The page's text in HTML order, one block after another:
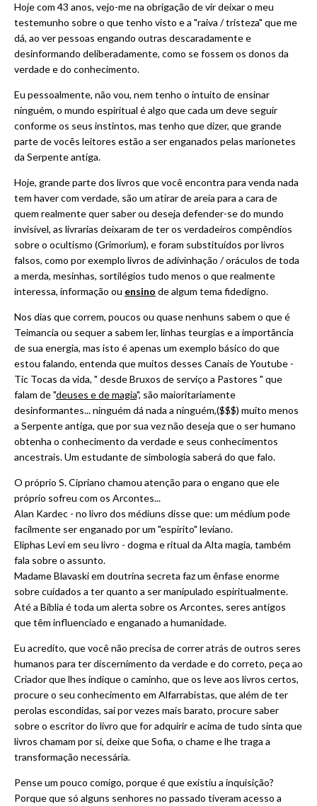
Hoje com 43 anos, vejo-me na obrigação de vir deixar o meu
testemunho sobre o que tenho visto e a "raiva / tristeza" que me
dá, ao ver pessoas engando outras descaradamente e
desinformando deliberadamente, como se fossem os donos da
verdade e do conhecimento.
Eu pessoalmente, não vou, nem tenho o intuito de ensinar
ninguém, o mundo espiritual é algo que cada um deve seguir
conforme os seus instintos, mas tenho que dizer, que grande
parte de vocês leitores estão a ser enganados pelas marionetes
da Serpente antiga.
Hoje, grande parte dos livros que você encontra para venda nada
tem haver com verdade, são um atirar de areia para a cara de
quem realmente quer saber ou deseja defender-se do mundo
invisível, as livrarias deixaram de ter os verdadeiros compêndios
sobre o ocultismo (Grimorium), e foram substituídos por livros
falsos, como por exemplo livros de adivinhação / oráculos de toda
a merda, mesinhas, sortilégios tudo menos o que realmente
interessa, informação ou ensino de algum tema fidedigno.
Nos dias que correm, poucos ou quase nenhuns sabem o que é
Teimancia ou sequer a sabem ler, linhas teurgias e a importância
de sua energia, mas isto é apenas um exemplo básico do que
estou falando, entenda que muitos desses Canais de Youtube -
Tic Tocas da vida, " desde Bruxos de serviço a Pastores " que
falam de "deuses e de magia", são maioritariamente
desinformantes... ninguém dá nada a ninguém,($$$) muito menos
a Serpente antiga, que por sua vez não deseja que o ser humano
obtenha o conhecimento da verdade e seus conhecimentos
ancestrais. Um estudante de simbologia saberá do que falo.
O próprio S. Cipriano chamou atenção para o engano que ele
próprio sofreu com os Arcontes...
Alan Kardec - no livro dos médiuns disse que: um médium pode
facilmente ser enganado por um "espirito" leviano.
Eliphas Levi em seu livro - dogma e ritual da Alta magia, também
fala sobre o assunto.
Madame Blavaski em doutrina secreta faz um ênfase enorme
sobre cuidados a ter quanto a ser manipulado espiritualmente.
Até a Bíblia é toda um alerta sobre os Arcontes, seres antigos
que têm influenciado e enganado a humanidade.
Eu acredito, que você não precisa de correr atrás de outros seres
humanos para ter discernimento da verdade e do correto, peça ao
Criador que lhes indique o caminho, que os leve aos livros certos,
procure o seu conhecimento em Alfarrabistas, que além de ter
perolas escondidas, sai por vezes mais barato, procure saber
sobre o escritor do livro que for adquirir e acima de tudo sinta que
livros chamam por si, deixe que Sofia, o chame e lhe traga a
transformação necessária.
Pense um pouco comigo, porque é que existiu a inquisição?
Porque que só alguns senhores no passado tiveram acesso a